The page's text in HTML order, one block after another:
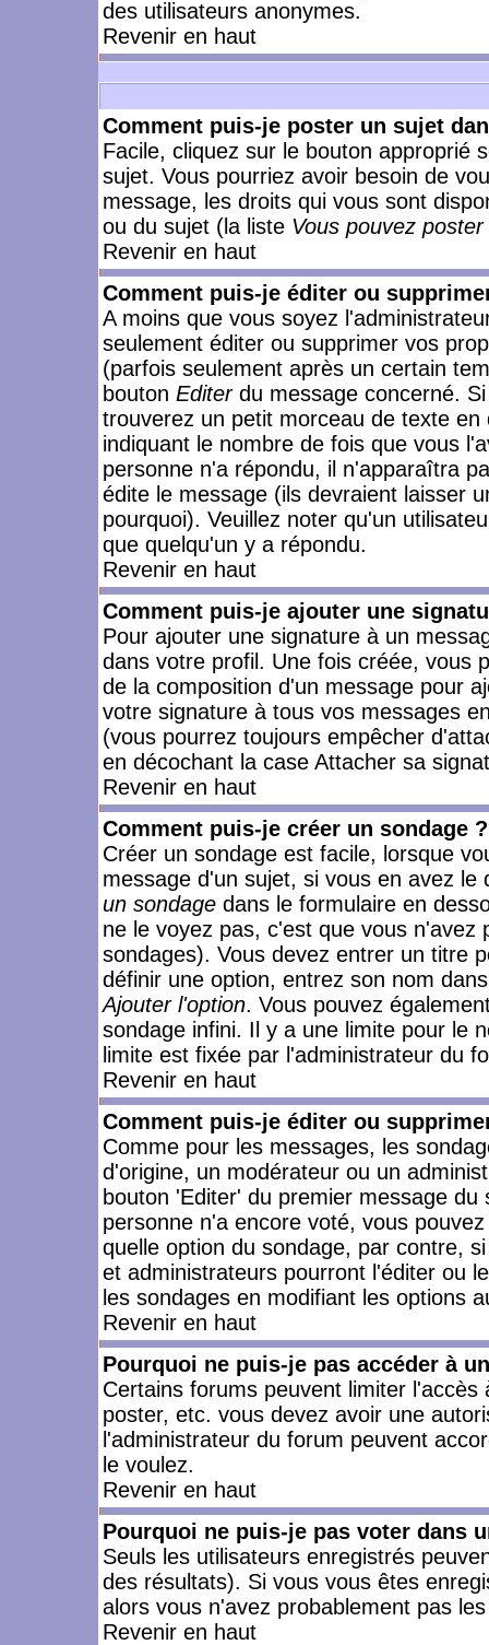
des utilisateurs anonymes.
Revenir en haut
Comment puis-je poster un sujet
Facile, cliquez sur le bouton approprié
sujet. Vous pourriez avoir besoin de
message, les droits qui vous sont
ou du sujet (la liste Vous pouvez
Revenir en haut
Comment puis-je éditer ou
A moins que vous soyez
seulement éditer ou supprimer vos
(parfois seulement après un certain
bouton Editerdu message concerné.
trouverez un petit morceau de texte
indiquant le nombre de fois que vous
personne n'a répondu, il n'apparaîtra
édite le message (ils devraient laisser
pourquoi). Veuillez noter qu'un
que quelqu'un y a répondu.
Revenir en haut
Comment puis-je ajouter une
Pour ajouter une signature à un
dans votre profil. Une fois créée, vous
de la composition d'un message pour
votre signature à tous vos messages
(vous pourrez toujours empêcher
en décochant la case Attacher sa
Revenir en haut
Comment puis-je créer un sondage ?
Créer un sondage est facile, lorsque
message d'un sujet, si vous en avez
un sondage dans le formulaire en
ne le voyez pas, c'est que vous
sondages). Vous devez entrer un titre
définir une option, entrez son nom
Ajouter l'option. Vous pouvez
sondage infini. Il y a une limite pour le
limite est fixée par l'administrateur du
Revenir en haut
Comment puis-je éditer ou
Comme pour les messages, les
d'origine, un modérateur ou un
bouton 'Editer' du premier message
personne n'a encore voté, vous
quelle option du sondage, par contre,
et administrateurs pourront l'éditer ou
les sondages en modifiant les options
Revenir en haut
Pourquoi ne puis-je pas accéder à
Certains forums peuvent limiter
poster, etc. vous devez avoir une
l'administrateur du forum peuvent
le voulez.
Revenir en haut
Pourquoi ne puis-je pas voter dans
Seuls les utilisateurs enregistrés
des résultats). Si vous vous êtes
alors vous n'avez probablement pas
Revenir en haut